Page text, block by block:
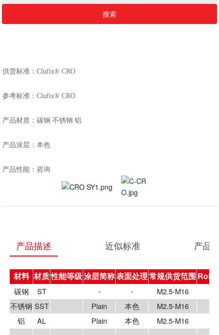
搜索
​​​​​​​供货标准：Clufix® CRO
参考标准：Clufix® CRO
产品材质：碳钢 不锈钢 铝
产品涂层：本色
产品描述 近似标准 产品
材料 材质性能等级涂层简称表面处理 常规供货范围 RoHS
碳钢 ST - -
M2.5-M16
不锈钢 SST Plain 本色
M2.5-M16
铝
AL Plain 本色 M2.5-M16